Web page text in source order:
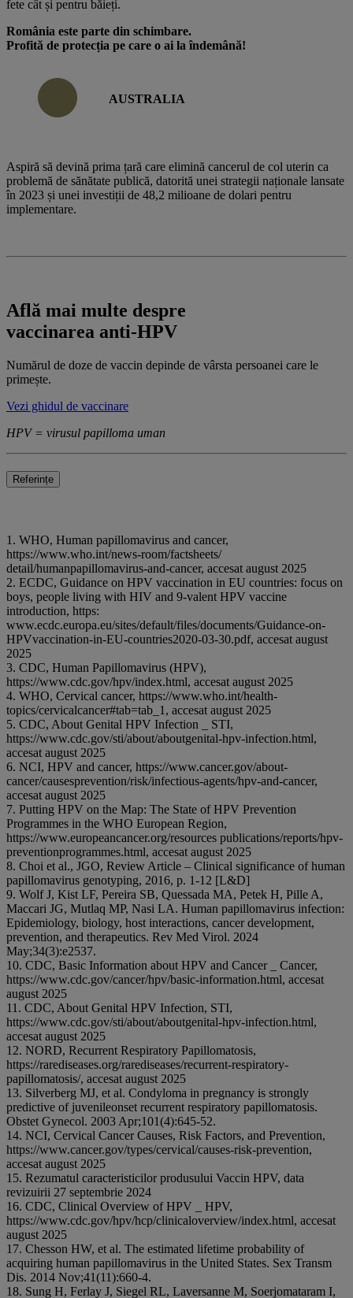
fete cât și pentru băieți.
România este parte din schimbare.
Profită de protecția pe care o ai la îndemână!
AUSTRALIA
Aspiră să devină prima țară care elimină cancerul de col uterin ca
problemă de sănătate publică, datorită unei strategii naționale lansate
în 2023 și unei investiții de 48,2 milioane de dolari pentru
implementare.
Află mai multe despre
vaccinarea anti-HPV
Numărul de doze de vaccin depinde de vârsta persoanei care le
primește.
Vezi ghidul de vaccinare
HPV = virusul papilloma uman
Referințe
1. WHO, Human papillomavirus and cancer,
https://www.who.int/news-room/factsheets/
detail/humanpapillomavirus-and-cancer, accesat august 2025
2. ECDC, Guidance on HPV vaccination in EU countries: focus on
boys, people living with HIV and 9-valent HPV vaccine
introduction, https:
www.ecdc.europa.eu/sites/default/files/documents/Guidance-on-
HPVvaccination-in-EU-countries2020-03-30.pdf, accesat august
2025
3. CDC, Human Papillomavirus (HPV),
https://www.cdc.gov/hpv/index.html, accesat august 2025
4. WHO, Cervical cancer, https://www.who.int/health-
topics/cervicalcancer#tab=tab_1, accesat august 2025
5. CDC, About Genital HPV Infection _ STI,
https://www.cdc.gov/sti/about/aboutgenital-hpv-infection.html,
accesat august 2025
6. NCI, HPV and cancer, https://www.cancer.gov/about-
cancer/causesprevention/risk/infectious-agents/hpv-and-cancer,
accesat august 2025
7. Putting HPV on the Map: The State of HPV Prevention
Programmes in the WHO European Region,
https://www.europeancancer.org/resources publications/reports/hpv-
preventionprogrammes.html, accesat august 2025
8. Choi et al., JGO, Review Article – Clinical significance of human
papillomavirus genotyping, 2016, p. 1-12 [L&D]
9. Wolf J, Kist LF, Pereira SB, Quessada MA, Petek H, Pille A,
Maccari JG, Mutlaq MP, Nasi LA. Human papillomavirus infection:
Epidemiology, biology, host interactions, cancer development,
prevention, and therapeutics. Rev Med Virol. 2024
May;34(3):e2537.
10. CDC, Basic Information about HPV and Cancer _ Cancer,
https://www.cdc.gov/cancer/hpv/basic-information.html, accesat
august 2025
11. CDC, About Genital HPV Infection, STI,
https://www.cdc.gov/sti/about/aboutgenital-hpv-infection.html,
accesat august 2025
12. NORD, Recurrent Respiratory Papillomatosis,
https://rarediseases.org/rarediseases/recurrent-respiratory-
papillomatosis/, accesat august 2025
13. Silverberg MJ, et al. Condyloma in pregnancy is strongly
predictive of juvenileonset recurrent respiratory papillomatosis.
Obstet Gynecol. 2003 Apr;101(4):645-52.
14. NCI, Cervical Cancer Causes, Risk Factors, and Prevention,
https://www.cancer.gov/types/cervical/causes-risk-prevention,
accesat august 2025
15. Rezumatul caracteristicilor produsului Vaccin HPV, data
revizuirii 27 septembrie 2024
16. CDC, Clinical Overview of HPV _ HPV,
https://www.cdc.gov/hpv/hcp/clinicaloverview/index.html, accesat
august 2025
17. Chesson HW, et al. The estimated lifetime probability of
acquiring human papillomavirus in the United States. Sex Transm
Dis. 2014 Nov;41(11):660-4.
18. Sung H, Ferlay J, Siegel RL, Laversanne M, Soerjomataram I,